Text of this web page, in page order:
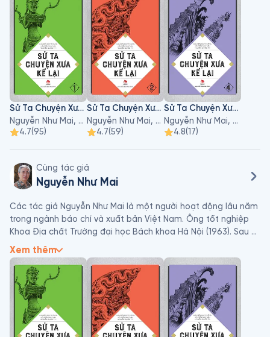
Sử Ta Chuyện Xưa Kể Lại - Tập 1
Nguyễn Như Mai, Nguyễn Quốc Tín, Nguyễn Huy Thắng
4.7(95)
Sử Ta Chuyện Xưa Kể Lại - Tập 2
Nguyễn Như Mai, Nguyễn Quốc Tín, Nguyễn Huy Thắng
4.7(59)
Sử Ta Chuyện Xưa Kể Lại - Tập 4
Nguyễn Như Mai, Nguyễn Quốc Tín, Nguyễn Huy Thắng
4.8(17)
Cùng tác giả
Nguyễn Như Mai
Các tác giả Nguyễn Như Mai là một người hoạt động lâu năm
trong ngành báo chí và xuất bản Việt Nam. Ông tốt nghiệp
Khoa Địa chất Trường đại học Bách khoa Hà Nội (1963). Sau
đó, ông trở thành trưởng ban biên tập Nhà xuất bản Khoa
học và Kỹ thuật. Sự nghiệp của ông tiếp tục khi Nguyễn Như
Mai chuyển sang làm báo Thiếu niên Tiền phong, tham gia
sáng lập báo Hoa Học Trò, Thư ký tòa soạn báo Sinh viên Việt
Nam. Hiện nay ông đang sống ở Hà Nội.
Xem thêm